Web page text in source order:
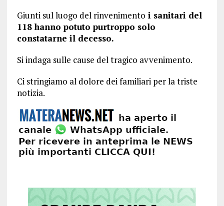
Giunti sul luogo del rinvenimento i sanitari del
118 hanno potuto purtroppo solo
constatarne il decesso.
Si indaga sulle cause del tragico avvenimento.
Ci stringiamo al dolore dei familiari per la triste
notizia.